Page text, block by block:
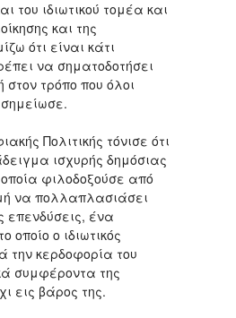
του ιδιωτικού τομέα και
και της
ότι είναι κάτι
να σηματοδοτήσει
τρόπο που όλοι
Πολιτικής τόνισε ότι
ισχυρής δημόσιας
φιλοδοξούσε από
να πολλαπλασιάσει
επενδύσεις, ένα
ο ιδιωτικός
την κερδοφορία του
συμφέροντα της
εις βάρος της.